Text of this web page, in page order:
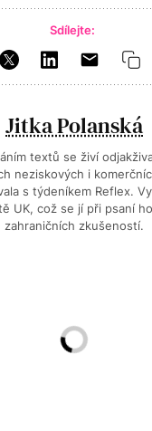
Sdílejte:
Jitka Polanská
textů se živí
neziskových i
s týdeníkem Reflex.
UK, což se jí při psaní
zahraničních zkušeností.